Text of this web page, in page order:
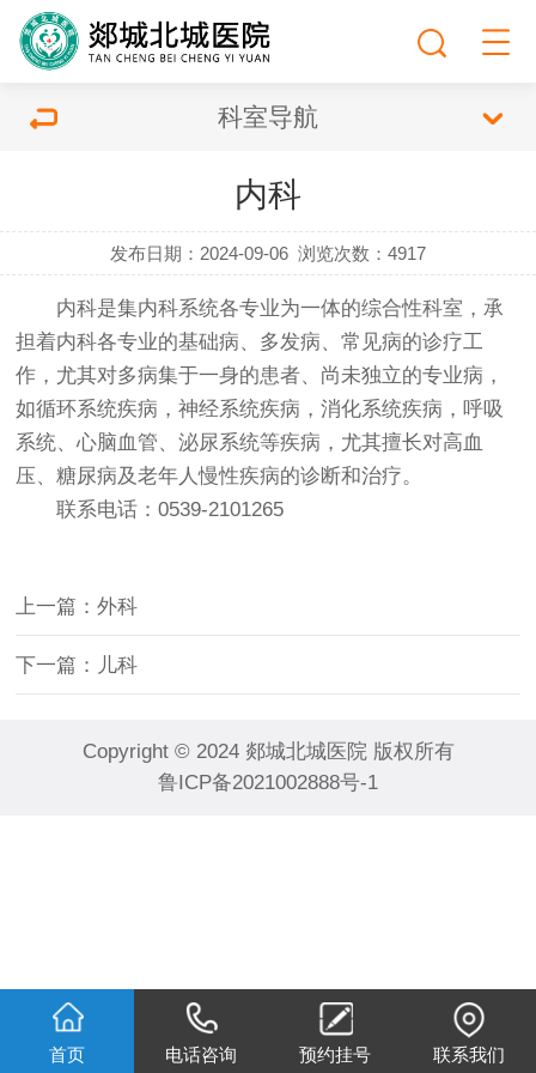
科室导航
内科
发布日期：2024-09-06 浏览次数：4917
内科是集内科系统各专业为一体的综合性科室，承
担着内科各专业的基础病、多发病、常见病的诊疗工
作，尤其对多病集于一身的患者、尚未独立的专业病，
如循环系统疾病，神经系统疾病，消化系统疾病，呼吸
系统、心脑血管、泌尿系统等疾病，尤其擅长对高血
压、糖尿病及老年人慢性疾病的诊断和治疗。
联系电话：0539-2101265
上一篇：外科
下一篇：儿科
Copyright © 2024 郯城北城医院 版权所有
鲁ICP备2021002888号-1
首页 电话咨询 预约挂号 联系我们